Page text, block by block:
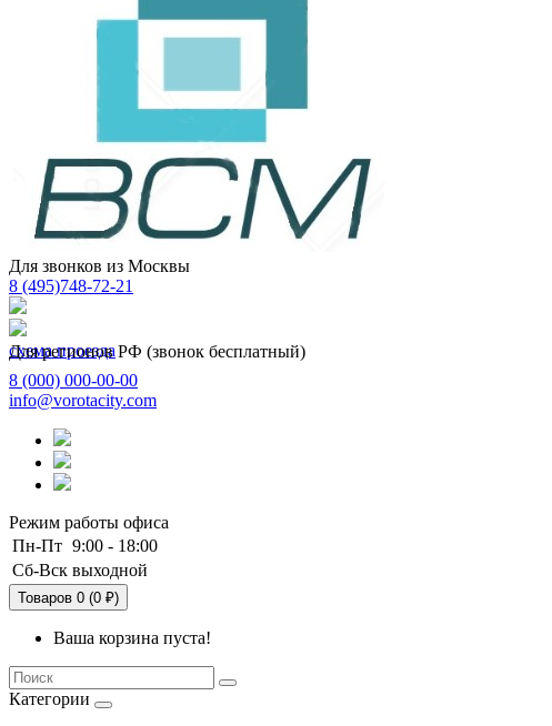
Для звонков из Москвы
8 (495)748-72-21
схема проезда
Для регионов РФ (звонок бесплатный)
8 (000) 000-00-00
info@vorotacity.com
Режим работы офиса
Пн-Пт 9:00 - 18:00
Сб-Вск выходной
Товаров 0 (0 ₽)
Ваша корзина пуста!
Категории